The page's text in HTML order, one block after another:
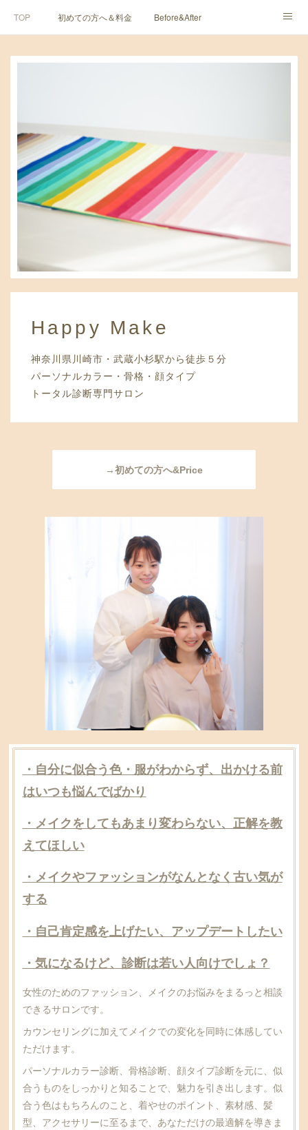
TOP 初めての方へ＆料金 Before&After
Happy Make
神奈川県川崎市・武蔵小杉駅から徒歩５分
パーソナルカラー・骨格・顔タイプ
トータル診断専門サロン
→初めての方へ&Price
・自分に似合う色・服がわからず、出かける前
はいつも悩んでばかり
・メイクをしてもあまり変わらない、正解を教
えてほしい
・メイクやファッションがなんとなく古い気が
する
・自己肯定感を上げたい、アップデートしたい
・気になるけど、診断は若い人向けでしょ？
女性のためのファッション、メイクのお悩みをまるっと相談
できるサロンです。
カウンセリングに加えてメイクでの変化を同時に体感してい
ただけます。
パーソナルカラー診断、骨格診断、顔タイプ診断を元に、似
合うものをしっかりと知ることで、魅力を引き出します。似
合う色はもちろんのこと、着やせのポイント、素材感、髪
型、アクセサリーに至るまで、あなただけの最適解を導きま